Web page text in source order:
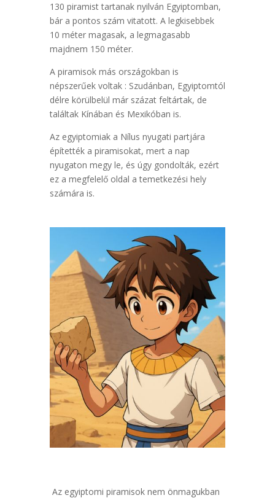
130 piramist tartanak nyilván Egyiptomban,
bár a pontos szám vitatott. A legkisebbek
10 méter magasak, a legmagasabb
majdnem 150 méter.
A piramisok más országokban is
népszerűek voltak : Szudánban, Egyiptomtól
délre körülbelül már százat feltártak, de
találtak Kínában és Mexikóban is.
Az egyiptomiak a Nílus nyugati partjára
építették a piramisokat, mert a nap
nyugaton megy le, és úgy gondolták, ezért
ez a megfelelő oldal a temetkezési hely
számára is.
Az egyiptomi piramisok nem önmagukban